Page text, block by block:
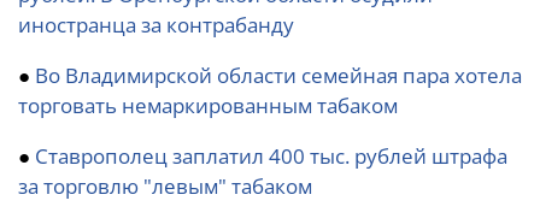
иностранца за контрабанду
● Во Владимирской области семейная пара хотела
торговать немаркированным табаком
● Ставрополец заплатил 400 тыс. рублей штрафа
за торговлю "левым" табаком